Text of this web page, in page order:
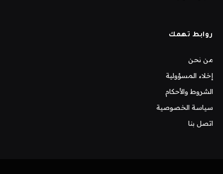
روابط تهمك
من نحن
إخلاء المسؤولية
الشروط والأحكام
سياسة الخصوصية
اتصل بنا